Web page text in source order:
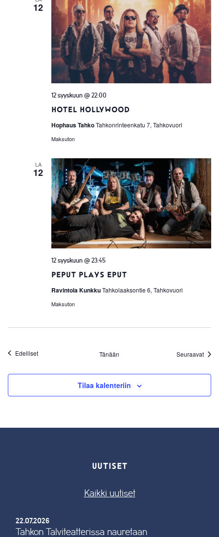
12
Hotel Hollywood
12 syyskuun @ 22:00
Hophaus TahkoTahkonrinteenkatu 7, Tahkovuori
Maksuton
LA
12
Peput plays Eput
12 syyskuun @ 23:45
Ravintola KunkkuTahkolaaksontie 6, Tahkovuori
Maksuton
EdellisetTapahtumat Tänään Seuraavat
Tilaa kalenteriin
UUTISET
Kaikki uutiset
22.07.2026
Tahkon Talviteatterissa nauretaan